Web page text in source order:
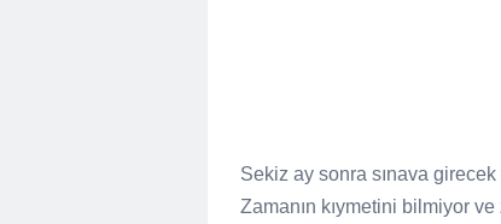
Sekiz ay sonra sınava
Zamanın kıymetini bilmiyor